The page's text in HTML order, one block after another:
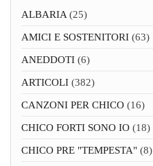
ALBARIA (25)
AMICI E SOSTENITORI (63)
ANEDDOTI (6)
ARTICOLI (382)
CANZONI PER CHICO (16)
CHICO FORTI SONO IO (18)
CHICO PRE "TEMPESTA" (8)